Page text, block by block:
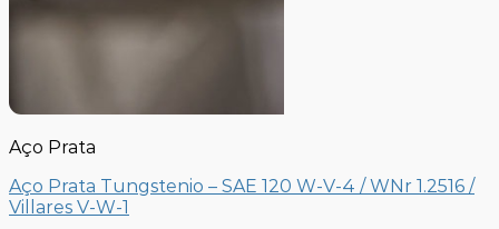
Aço Prata
Aço Prata Tungstenio – SAE 120 W-V-4 / WNr 1.2516 /
Villares V-W-1